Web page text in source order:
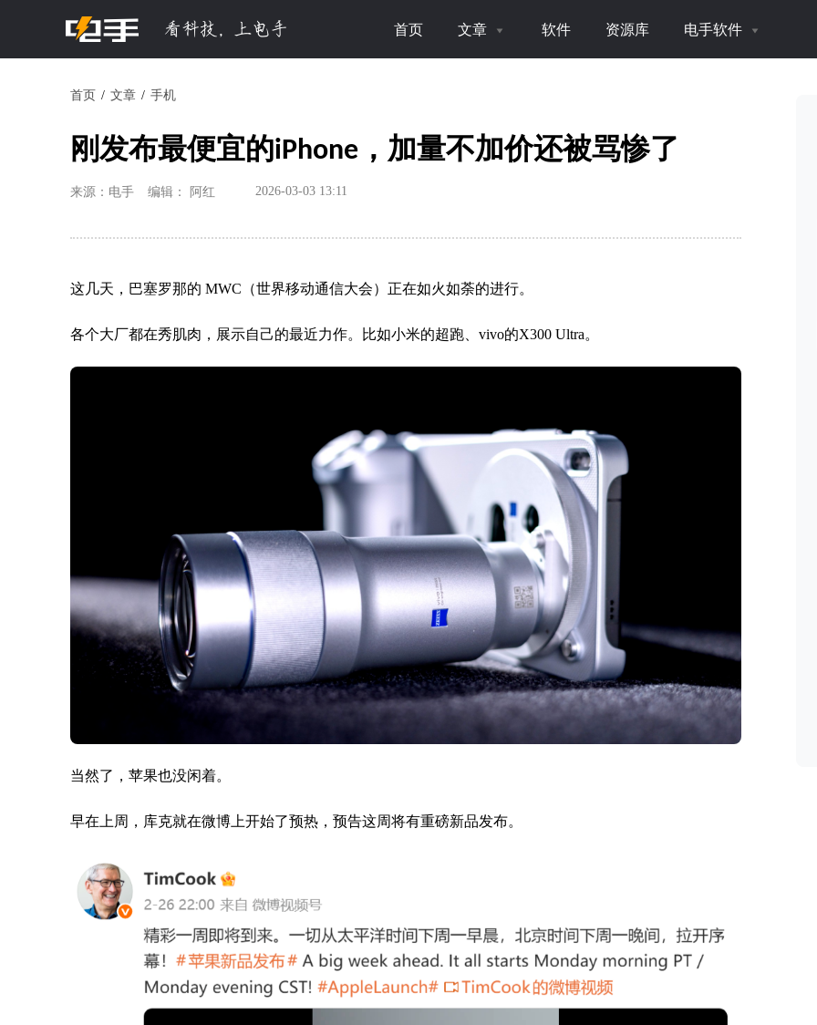
首页 文章 软件 资源库 电手软件
首页 文章 手机
刚发布最便宜的iPhone，加量不加价还被骂惨了
来源：电手 编辑： 阿红 2026-03-03 13:11
这几天，巴塞罗那的 MWC（世界移动通信大会）正在如火如荼的进行。
各个大厂都在秀肌肉，展示自己的最近力作。比如小米的超跑、vivo的X300 Ultra。
当然了，苹果也没闲着。
早在上周，库克就在微博上开始了预热，预告这周将有重磅新品发布。